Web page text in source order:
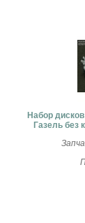
Набор
Газель без